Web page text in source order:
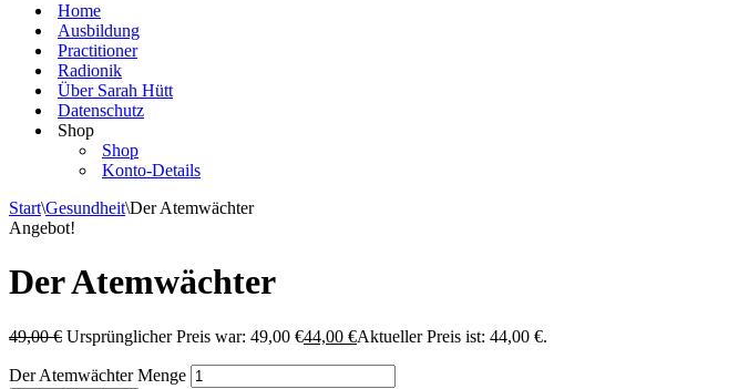
Home
Ausbildung
Practitioner
Radionik
Über Sarah Hütt
Datenschutz
Shop
Shop
Konto-Details
Start\Gesundheit\Der Atemwächter
Angebot!
Der Atemwächter
49,00€ Ursprünglicher Preis war: 49,00 €44,00 €Aktueller Preis ist: 44,00 €.
Der Atemwächter Menge